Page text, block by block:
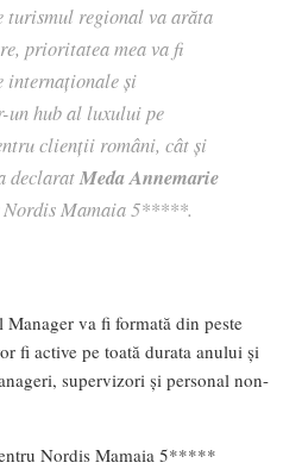
turismul regional va arăta
prioritatea mea va fi
internaționale și
hub al luxului pe
clienții români, cât și
declaratMeda Annemarie
Nordis Mamaia 5*****.
va fi formată din peste
fi active pe toată durata anului și
supervizori și personal non-
Nordis Mamaia 5*****